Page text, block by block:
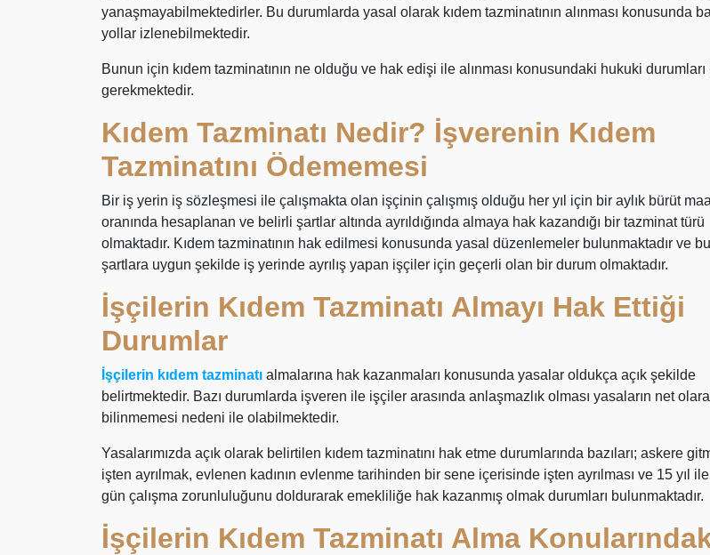
yanaşmayabilmektedirler. Bu durumlarda yasal olarak kıdem tazminatının alınması konusunda
yollar izlenebilmektedir.
Bunun için kıdem tazminatının ne olduğu ve hak edişi ile alınması konusundaki hukuki
gerekmektedir.
Kıdem Tazminatı Nedir? İşverenin Kıdem
Tazminatını Ödememesi
Bir iş yerin iş sözleşmesi ile çalışmakta olan işçinin çalışmış olduğu her yıl için bir aylık bürüt
oranında hesaplanan ve belirli şartlar altında ayrıldığında almaya hak kazandığı bir tazminat türü
olmaktadır. Kıdem tazminatının hak edilmesi konusunda yasal düzenlemeler bulunmaktadır ve
şartlara uygun şekilde iş yerinde ayrılış yapan işçiler için geçerli olan bir durum olmaktadır.
İşçilerin Kıdem Tazminatı Almayı Hak Ettiği
Durumlar
İşçilerin kıdem tazminatı almalarına hak kazanmaları konusunda yasalar oldukça açık şekilde
belirtmektedir. Bazı durumlarda işveren ile işçiler arasında anlaşmazlık olması yasaların net
bilinmemesi nedeni ile olabilmektedir.
Yasalarımızda açık olarak belirtilen kıdem tazminatını hak etme durumlarında bazıları; askere
işten ayrılmak, evlenen kadının evlenme tarihinden bir sene içerisinde işten ayrılması ve 15 yıl
gün çalışma zorunluluğunu doldurarak emekliliğe hak kazanmış olmak durumları bulunmaktadır.
İşçilerin Kıdem Tazminatı Alma